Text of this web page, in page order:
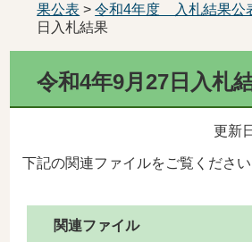
果公表 >令和4年度 入札結果公
日入札結果
令和4年9月27日入札
更新
下記の関連ファイルをご覧ください
関連ファイル